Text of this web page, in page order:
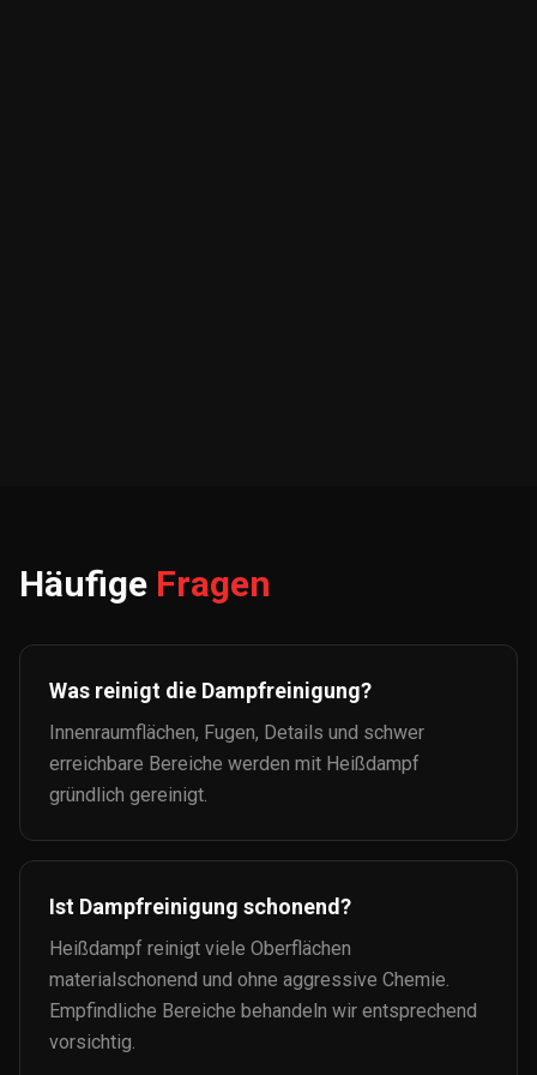
Häufige Fragen
Was reinigt die Dampfreinigung?
Innenraumflächen, Fugen, Details und schwer
erreichbare Bereiche werden mit Heißdampf
gründlich gereinigt.
Ist Dampfreinigung schonend?
Heißdampf reinigt viele Oberflächen
materialschonend und ohne aggressive Chemie.
Empfindliche Bereiche behandeln wir entsprechend
vorsichtig.